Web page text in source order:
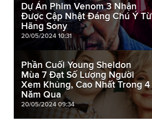
Dự Án Phim Venom 3 Nhận
Được Cập Nhật Đáng Chú Ý Từ
Hãng Sony
20/05/2024 10:31
Phần Cuối Young Sheldon
Mùa 7 Đạt Số Lượng Người
Xem Khủng, Cao Nhất Trong 4
Năm Qua
20/05/2024 09:34